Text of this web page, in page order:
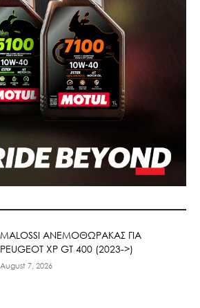
ΜΑLOSSI ΑΝΕΜΟΘΩΡΑΚΑΣ ΓΙΑ
PEUGEOT XP GT 400 (2023->)
August 7, 2026